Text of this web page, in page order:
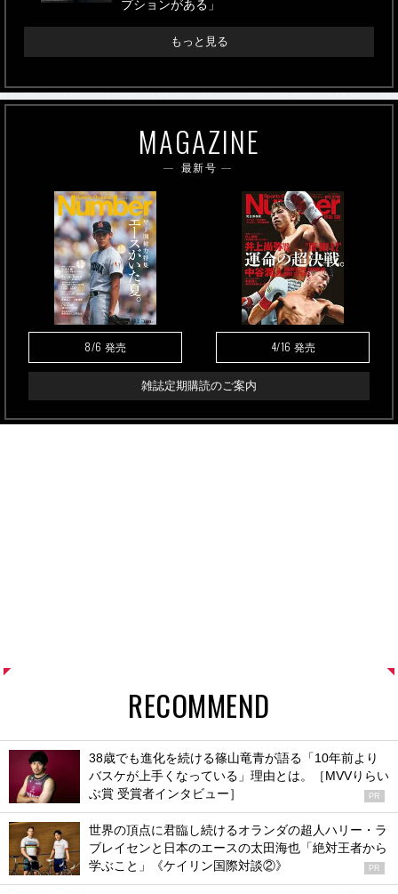
プションがある」
もっと見る
MAGAZINE
最新号
8/6 発売 4/16 発売
雑誌定期購読のご案内
RECOMMEND
38歳でも進化を続ける篠山竜青が語る「10年前より
バスケが上手くなっている」理由とは。［MVVりらい
ぶ賞 受賞者インタビュー］
PR
世界の頂点に君臨し続けるオランダの超人ハリー・ラ
ブレイセンと日本のエースの太田海也「絶対王者から
学ぶこと」《ケイリン国際対談②》
PR